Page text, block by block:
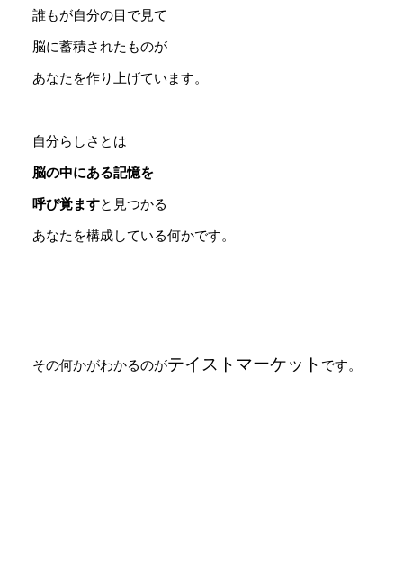
誰もが自分の目で見て
脳に蓄積されたものが
あなたを作り上げています。
自分らしさとは
脳の中にある記憶を
呼び覚ますと見つかる
あなたを構成している何かです。
その何かがわかるのがテイストマーケット です。